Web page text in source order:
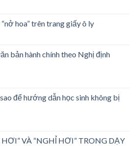
hoa” trên trang giấy ô ly
bản hành chính theo Nghị định
để hướng dẫn học sinh không bị
VÀ “NGHỈ HƠI” TRONG DẠY